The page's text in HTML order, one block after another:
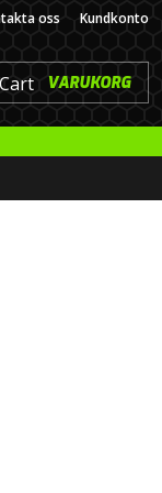
oss Kundkonto
VARUKORG